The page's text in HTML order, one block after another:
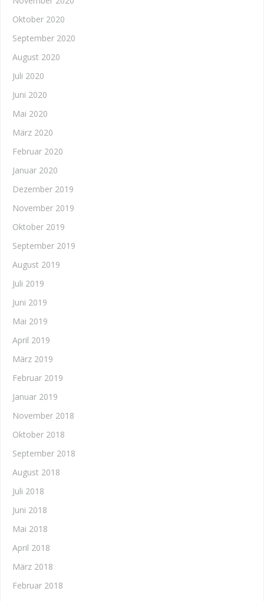
Oktober 2020
September 2020
August 2020
Juli 2020
Juni 2020
Mai 2020
März 2020
Februar 2020
Januar 2020
Dezember 2019
November 2019
Oktober 2019
September 2019
August 2019
Juli 2019
Juni 2019
Mai 2019
April 2019
März 2019
Februar 2019
Januar 2019
November 2018
Oktober 2018
September 2018
August 2018
Juli 2018
Juni 2018
Mai 2018
April 2018
März 2018
Februar 2018